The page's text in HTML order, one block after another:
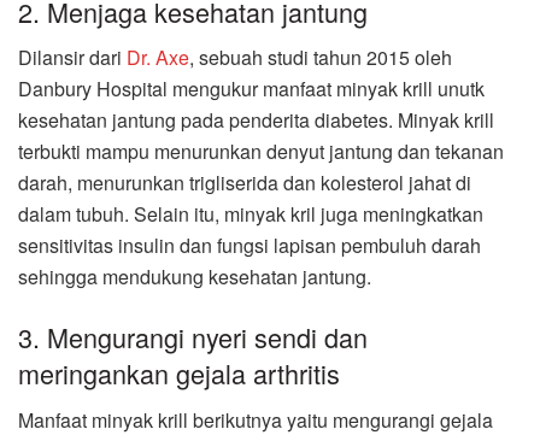
2. Menjaga kesehatan jantung
Dilansir dari Dr. Axe, sebuah studi tahun 2015 oleh
Danbury Hospital mengukur manfaat minyak krill unutk
kesehatan jantung pada penderita diabetes. Minyak krill
terbukti mampu menurunkan denyut jantung dan tekanan
darah, menurunkan trigliserida dan kolesterol jahat di
dalam tubuh. Selain itu, minyak kril juga meningkatkan
sensitivitas insulin dan fungsi lapisan pembuluh darah
sehingga mendukung kesehatan jantung.
3. Mengurangi nyeri sendi dan
meringankan gejala arthritis
Manfaat minyak krill berikutnya yaitu mengurangi gejala